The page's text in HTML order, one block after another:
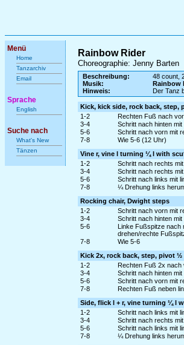
Menü
Home
Tanzarchiv
Email
Sprache
English
Suche nach
What's New
Tänzen
Rainbow Rider
Choreographie: Jenny Barten
Beschreibung:
48 count,
Musik:
Rainbow
Hinweis:
Der Tanz
Kick, kick side, rock back, step,
1-2
Rechten Fuß nach
3-4
Schritt nach hinten
5-6
Schritt nach vorn mit
7-8
Wie 5-6 (12 Uhr)
Vine r, vine l turning ¼ l with
1-2
Schritt nach rechts
3-4
Schritt nach rechts
5-6
Schritt nach links mit
7-8
¼ Drehung links
Rocking chair, Dwight steps
1-2
Schritt nach vorn mit
3-4
Schritt nach hinten
5-6
Linke Fußspitze nach
drehen/rechte
7-8
Wie 5-6
Kick 2x, rock back, step, pivot ½
1-2
Rechten Fuß 2x nach
3-4
Schritt nach hinten
5-6
Schritt nach vorn mit
7-8
Rechten Fuß neben
Side, flick l + r, vine turning ¼ l
1-2
Schritt nach links mit
3-4
Schritt nach rechts
5-6
Schritt nach links mit
7-8
¼ Drehung links